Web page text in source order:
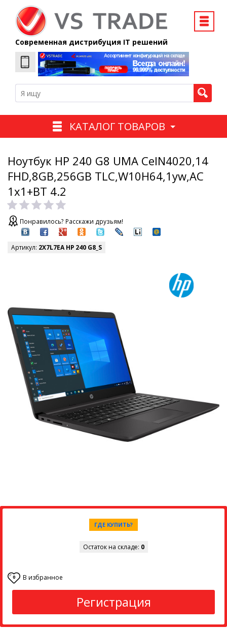
Современная дистрибуция IT решений
КАТАЛОГ ТОВАРОВ
Ноутбук HP 240 G8 UMA CelN4020,14
FHD,8GB,256GB TLC,W10H64,1yw,AC
1x1+BT 4.2
Понравилось? Расскажи друзьям!
Артикул: 2X7L7EA HP 240 G8_S
ГДЕ КУПИТЬ?
Остаток на складе: 0
0 В избранное
Регистрация